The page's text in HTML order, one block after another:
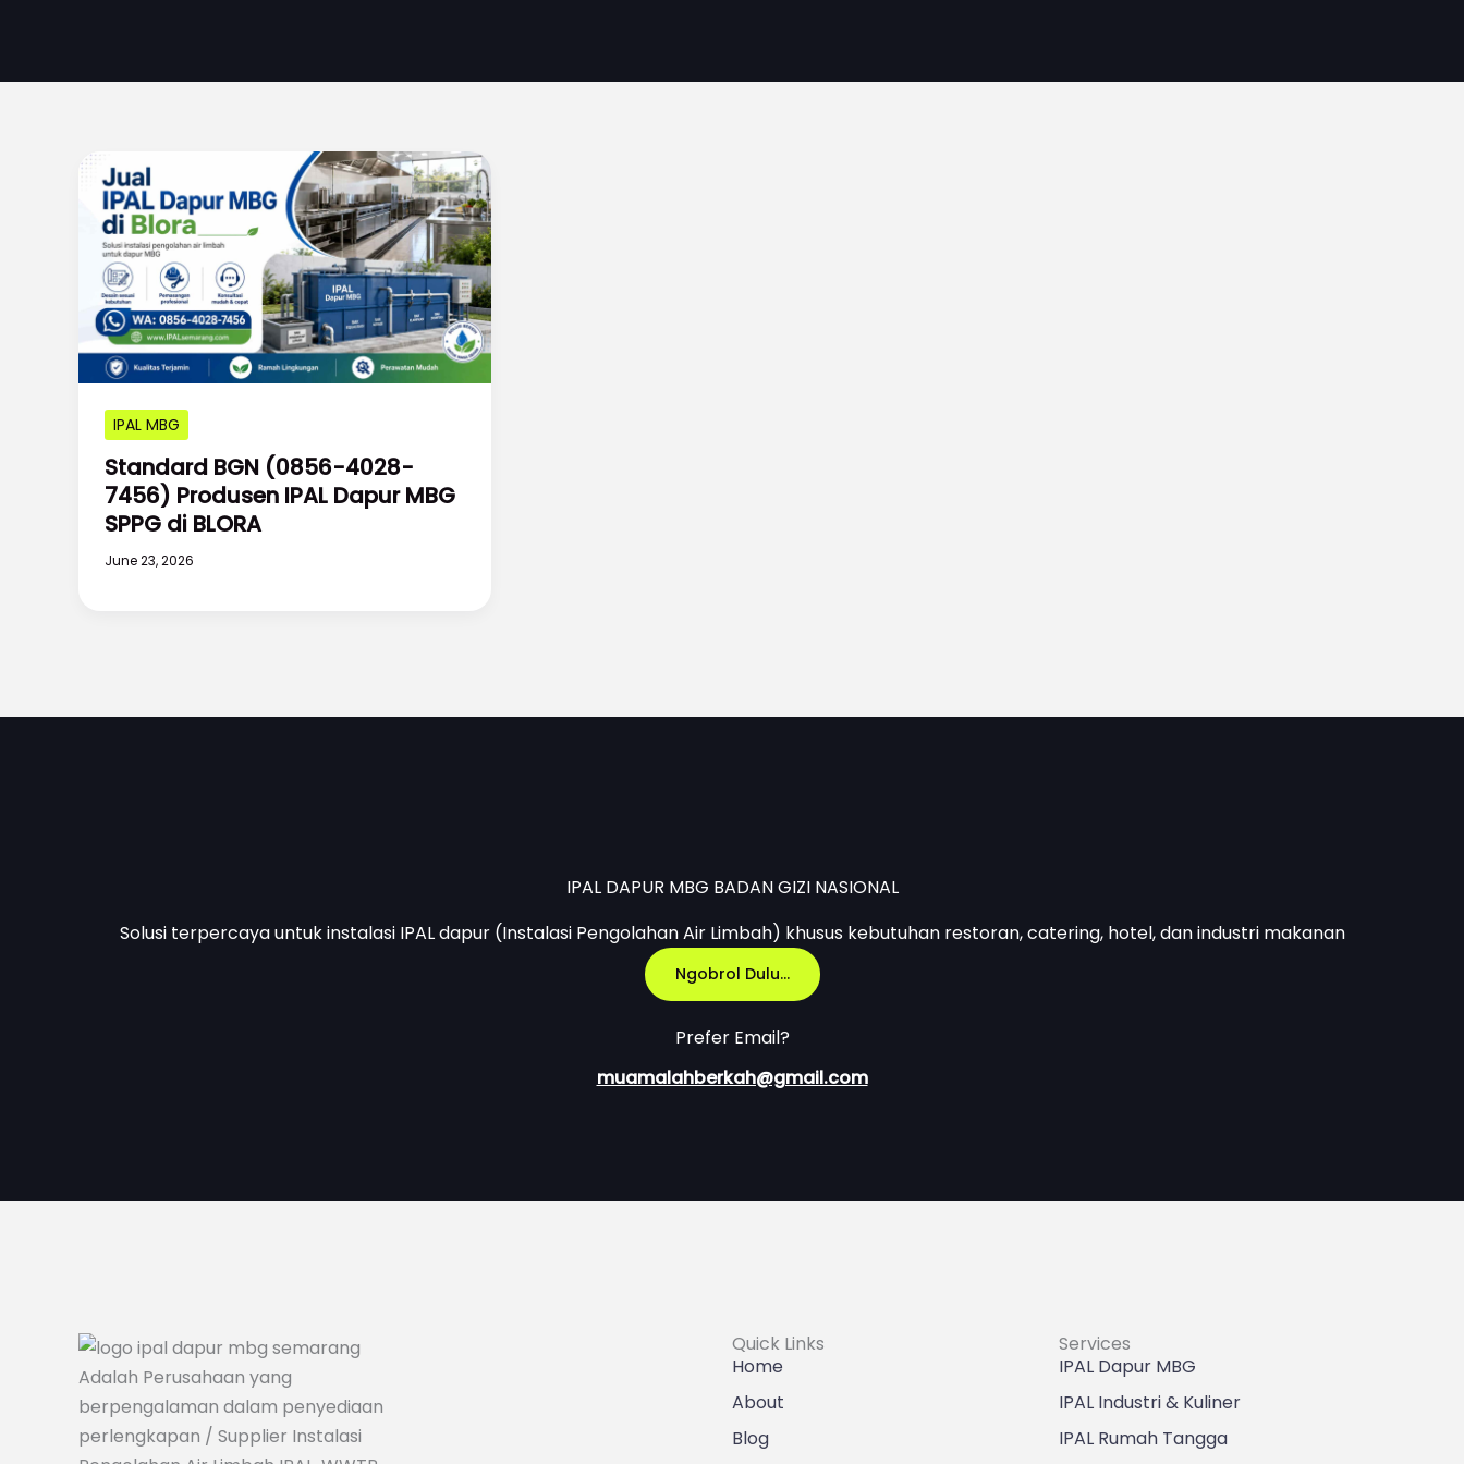
IPAL MBG
Standard BGN (0856-4028-
7456) Produsen IPAL Dapur MBG
SPPG di BLORA
June 23, 2026
IPAL DAPUR MBG BADAN GIZI NASIONAL
Solusi terpercaya untuk instalasi IPAL dapur (Instalasi Pengolahan Air Limbah) khusus kebutuhan restoran, catering, hotel, dan industri makanan
Ngobrol Dulu...
Prefer Email?
muamalahberkah@gmail.com
Adalah Perusahaan yang
berpengalaman dalam penyediaan
perlengkapan / Supplier Instalasi
Quick Links
Home
About
Blog
Services
IPAL Dapur MBG
IPAL Industri & Kuliner
IPAL Rumah Tangga